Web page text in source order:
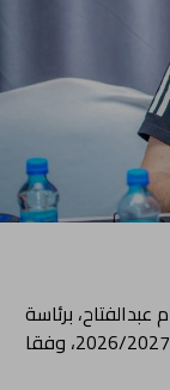
برئاسة
لجنة الحكام المصرية للموسم الكروي الجديد 2026/2027، وفقا